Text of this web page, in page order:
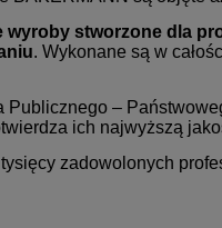
wyroby stworzone dla
. Wykonane są w
–
ich najwyższą
zadowolonych